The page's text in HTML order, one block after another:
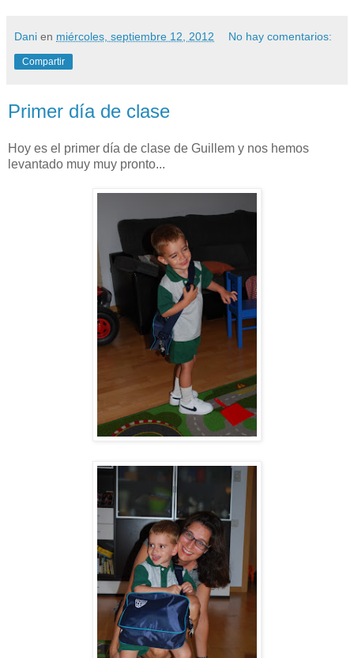
Dani en miércoles, septiembre 12, 2012 No hay comentarios:
Compartir
Primer día de clase
Hoy es el primer día de clase de Guillem y nos hemos
levantado muy muy pronto...